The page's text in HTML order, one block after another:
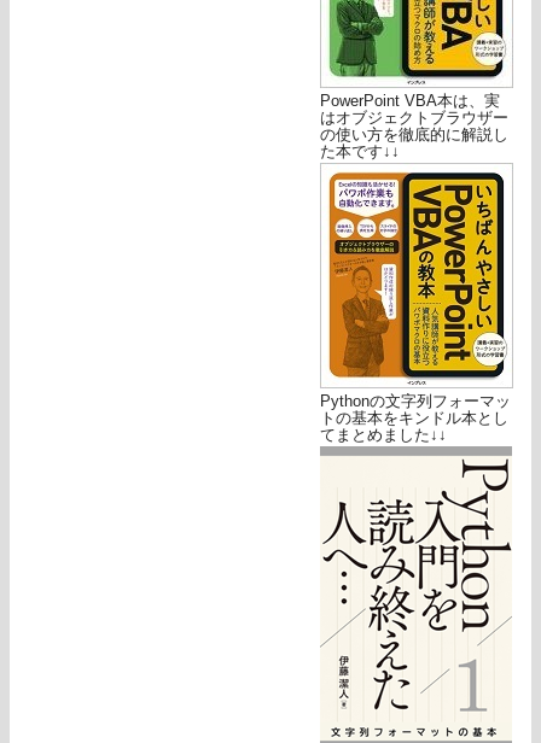
PowerPoint VBA本は、実
はオブジェクトブラウザー
の使い方を徹底的に解説し
た本です↓↓
Pythonの文字列フォーマッ
トの基本をキンドル本とし
てまとめました↓↓